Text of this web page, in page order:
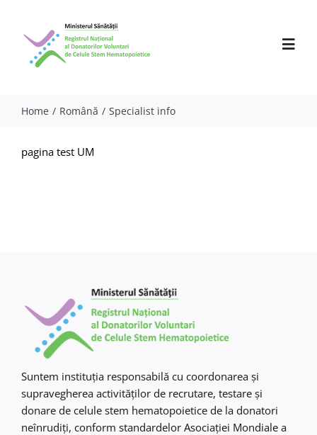
content
Activitate
Contact
Home Română Specialist info
pagina test UM
Suntem instituţia responsabilă cu coordonarea şi
supravegherea activităţilor de recrutare, testare şi
donare de celule stem hematopoietice de la donatori
neînrudiţi, conform standardelor Asociaţiei Mondiale a